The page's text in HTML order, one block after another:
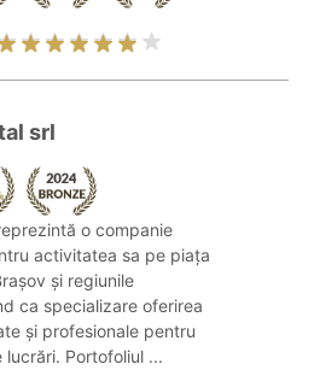
srl
o companie
activitatea sa pe piața
și regiunile
ca specializare oferirea
și profesionale pentru
Portofoliul ...